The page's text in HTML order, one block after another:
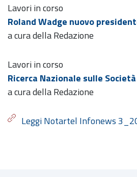
Lavori in corso
Roland Wadge nuovo
a cura della Redazione
Lavori in corso
Ricerca Nazionale sulle
a cura della Redazione
Leggi Notartel Infonews